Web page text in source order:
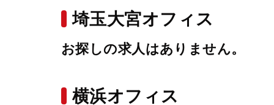
埼玉大宮オフィス
お探しの求人はありません。
横浜オフィス